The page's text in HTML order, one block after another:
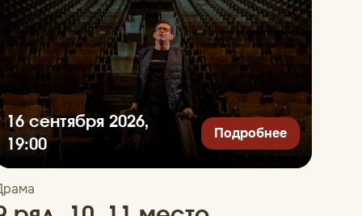
16 сентября 2026,
19:00
Подробнее